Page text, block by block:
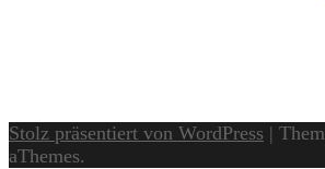
Stolz präsentiert von WordPress |
aThemes.